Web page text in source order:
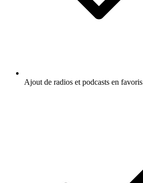
Ajout de radios et podcasts en favoris